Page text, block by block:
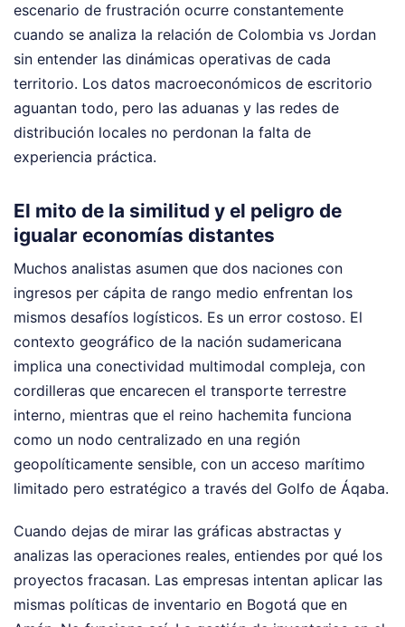
escenario de frustración ocurre constantemente
cuando se analiza la relación de Colombia vs Jordan
sin entender las dinámicas operativas de cada
territorio. Los datos macroeconómicos de escritorio
aguantan todo, pero las aduanas y las redes de
distribución locales no perdonan la falta de
experiencia práctica.
El mito de la similitud y el peligro de
igualar economías distantes
Muchos analistas asumen que dos naciones con
ingresos per cápita de rango medio enfrentan los
mismos desafíos logísticos. Es un error costoso. El
contexto geográfico de la nación sudamericana
implica una conectividad multimodal compleja, con
cordilleras que encarecen el transporte terrestre
interno, mientras que el reino hachemita funciona
como un nodo centralizado en una región
geopolíticamente sensible, con un acceso marítimo
limitado pero estratégico a través del Golfo de Áqaba.
Cuando dejas de mirar las gráficas abstractas y
analizas las operaciones reales, entiendes por qué los
proyectos fracasan. Las empresas intentan aplicar las
mismas políticas de inventario en Bogotá que en